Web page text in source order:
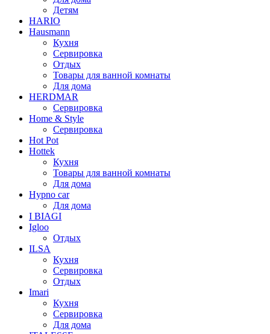
Детям
HARIO
Hausmann
Кухня
Сервировка
Отдых
Товары для ванной комнаты
Для дома
HERDMAR
Сервировка
Home & Style
Сервировка
Hot Pot
Hottek
Кухня
Товары для ванной комнаты
Для дома
Hypno car
Для дома
I BIAGI
Igloo
Отдых
ILSA
Кухня
Сервировка
Отдых
Imari
Кухня
Сервировка
Для дома